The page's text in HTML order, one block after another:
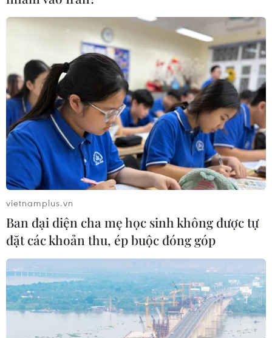
Quan hệ Việt Nam-Indonesia sẽ
tiếp tục phát triển mạnh mẽ và bền chặt
13/03/2025 03:10
Trong chuyến thăm cấp Nhà nước tới Indonesia của
Tổng Bí thư Tô Lâm và Phu nhân từ ngày 9-11/3 vừa qua,
lãnh đạo hai nước đã nhất trí nâng cấp quan hệ song
phương lên Đối tác Chiến lược Toàn diện.
vietnamplus.vn
Ban đại diện cha mẹ học sinh không được tự
đặt các khoản thu, ép buộc đóng góp